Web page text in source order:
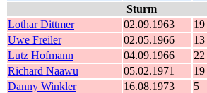
Sturm
Lothar Dittmer
02.09.1963 19
Uwe Freiler
02.05.1966 13
Lutz Hofmann
04.09.1966 22
Richard Naawu
05.02.1971 19
Danny Winkler
16.08.1973 5